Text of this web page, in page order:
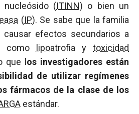
nucleósido (ITINN) o bien un
(IP). Se sabe que la familia
causar efectos secundarios a
como
lipoatrofia ytoxicidad
que l os investigadores están
de utilizar regímenes
fármacos de la clase de los
estándar.